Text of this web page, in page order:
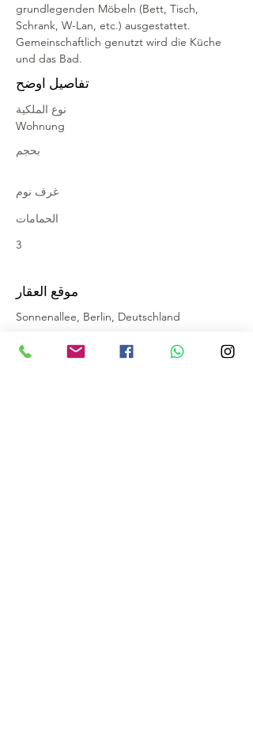
grundlegenden Möbeln (Bett, Tisch,
Schrank, W-Lan, etc.) ausgestattet.
Gemeinschaftlich genutzt wird die Küche
und das Bad.
تفاصيل اوضح
نوع الملكية
Wohnung
بحجم
غرف نوم
الحمامات
3
موقع العقار
Sonnenallee, Berlin, Deutschland